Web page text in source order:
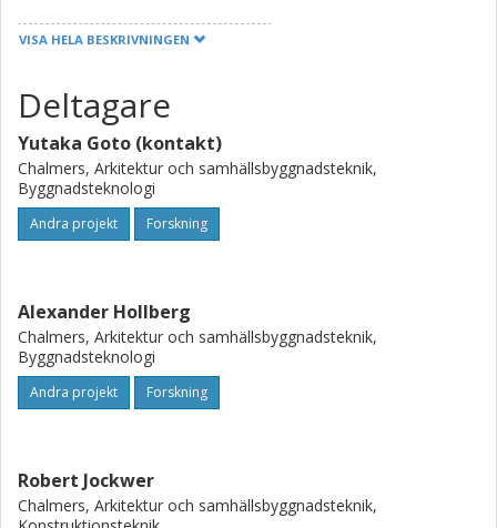
fuktsäkerhet och låg miljöpåverkan.
konstruktionssäkerhet för förhållanden i västkusten i
Sverige, som beaktar nödvändig belastningskapacitet,
paneltjocklek och lokalt klimat. Den hygrotermiska och
strukturella prestandan är numeriskt modellerade och
modellerna kommer att valideras med fysiska tester med
små och fullskaliga prover. De validerade modellerna
kapacitet, vilket kommer att hitta panelskonfigurationen
med minsta mängd virke under givna förhållanden.
Projektets slutresultat är optimerade
panelkonfigurationsalternativ för olika förhållanden i
Sverige och dokumentation av optimeringsscheman för
VISA HELA BESKRIVNINGEN
Deltagare
Yutaka Goto (kontakt)
Chalmers, Arkitektur och samhällsbyggnadsteknik,
Byggnadsteknologi
Andra projekt Forskning
Alexander Hollberg
Chalmers, Arkitektur och samhällsbyggnadsteknik,
Byggnadsteknologi
Andra projekt Forskning
Robert Jockwer
Chalmers, Arkitektur och samhällsbyggnadsteknik,